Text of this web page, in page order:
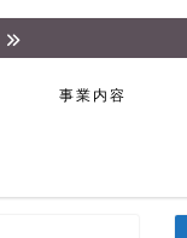
事業内容